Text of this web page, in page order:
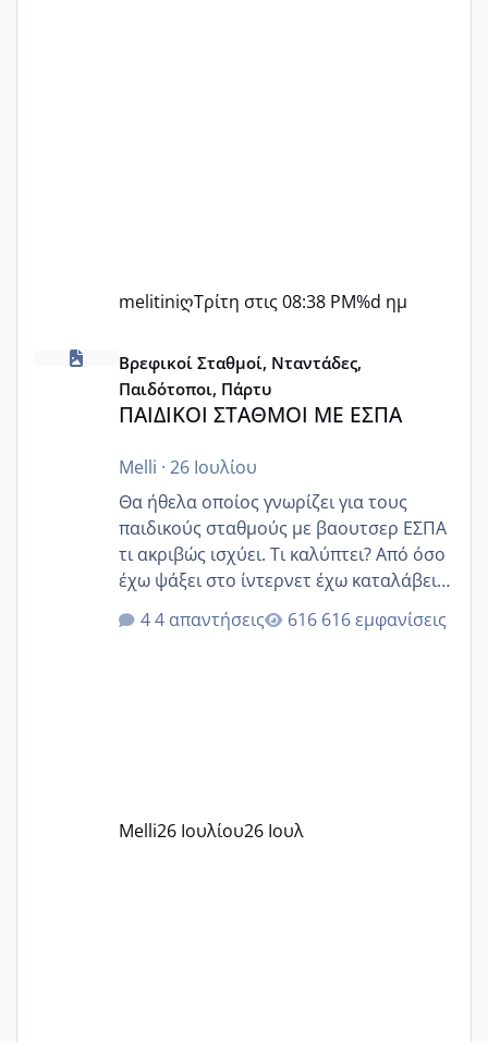
melitiniღΤρίτη στις 08:38 PM%d ημ
ΠΑΙΔΙΚΟΙ ΣΤΑΘΜΟΙ ΜΕ ΕΣΠΑ
Βρεφικοί Σταθμοί, Νταντάδες,
Παιδότοποι, Πάρτυ
ΠΑΙΔΙΚΟΙ ΣΤΑΘΜΟΙ ΜΕ ΕΣΠΑ
Melli · 26 Ιουλίου
Θα ήθελα οποίος γνωρίζει για τους
παιδικούς σταθμούς με βαουτσερ ΕΣΠΑ
τι ακριβώς ισχύει. Τι καλύπτει? Από όσο
έχω ψάξει στο ίντερνετ έχω καταλάβει
ότι το βαουτσερ καλύπτει όλα τα
δίδακτρα και τα τροφεια του ιδιωτικού
Εγώ πήγα σε έναν ιδιωτικό παιδικό στ
4 απαντήσεις 616 εμφανίσεις
Melli26 Ιουλίου26 Ιουλ